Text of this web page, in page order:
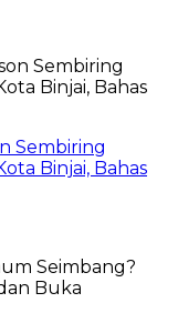
Sembiring
Binjai, Bahas